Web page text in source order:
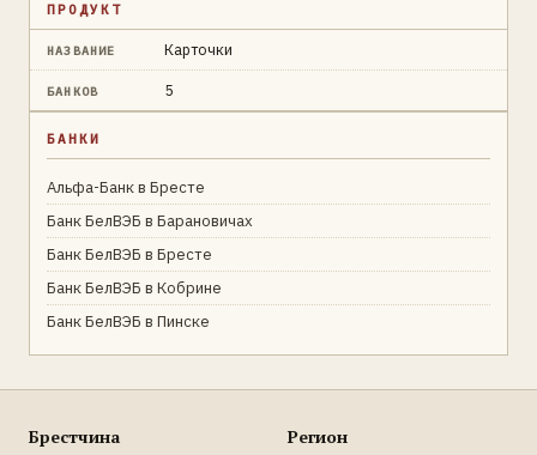
ПРОДУКТ
НАЗВАНИЕ Карточки
БАНКОВ 5
БАНКИ
Альфа-Банк в Бресте
Банк БелВЭБ в Барановичах
Банк БелВЭБ в Бресте
Банк БелВЭБ в Кобрине
Банк БелВЭБ в Пинске
Брестчина Регион